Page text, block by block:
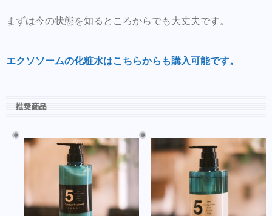
まずは今の状態を知るところからでも大丈夫です。
エクソソームの化粧水はこちらからも購入可能です。
推奨商品